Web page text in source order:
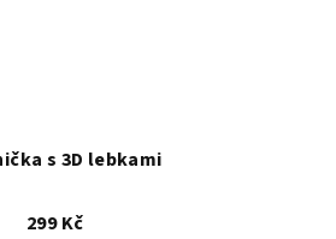
s 3D lebkami
299 Kč